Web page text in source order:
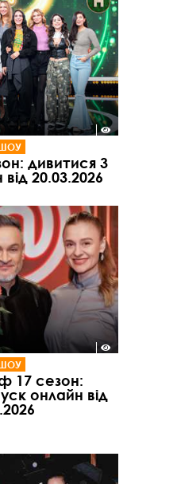
дивитися 3
20.03.2026
17 сезон:
онлайн від